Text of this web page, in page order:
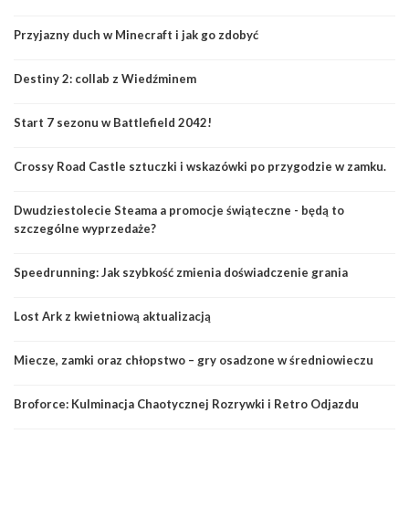
Przyjazny duch w Minecraft i jak go zdobyć
Destiny 2: collab z Wiedźminem
Start 7 sezonu w Battlefield 2042!
Crossy Road Castle sztuczki i wskazówki po przygodzie w zamku.
Dwudziestolecie Steama a promocje świąteczne - będą to
szczególne wyprzedaże?
Speedrunning: Jak szybkość zmienia doświadczenie grania
Lost Ark z kwietniową aktualizacją
Miecze, zamki oraz chłopstwo – gry osadzone w średniowieczu
Broforce: Kulminacja Chaotycznej Rozrywki i Retro Odjazdu